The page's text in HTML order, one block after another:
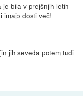
bila v prejšnjih letih
imajo dosti več!
jih seveda potem tudi